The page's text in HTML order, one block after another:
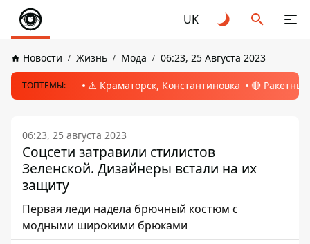
UK
Новости Жизнь Мода 06:23, 25 Августа 2023
ТОПТЕМЫ: ⚠️ Краматорск, Константиновка 🔴
06:23, 25 августа 2023
Соцсети затравили стилистов
Зеленской. Дизайнеры встали на их
защиту
Первая леди надела брючный костюм с
модными широкими брюками